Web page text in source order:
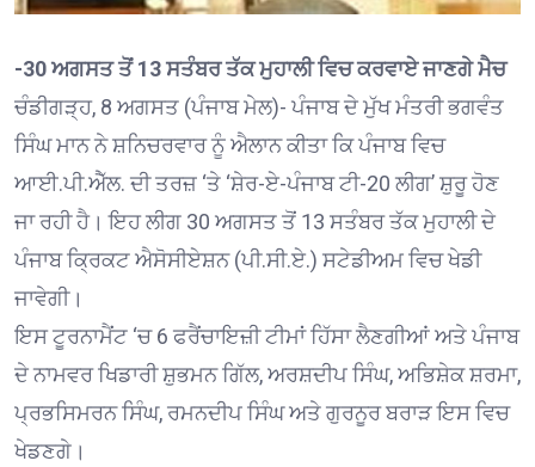
-30 ਅਗਸਤ ਤੋਂ 13 ਸਤੰਬਰ ਤੱਕ ਮੁਹਾਲੀ ਵਿਚ ਕਰਵਾਏ ਜਾਣਗੇ ਮੈਚ
ਚੰਡੀਗੜ੍ਹ, 8 ਅਗਸਤ (ਪੰਜਾਬ ਮੇਲ)- ਪੰਜਾਬ ਦੇ ਮੁੱਖ ਮੰਤਰੀ ਭਗਵੰਤ
ਸਿੰਘ ਮਾਨ ਨੇ ਸ਼ਨਿਚਰਵਾਰ ਨੂੰ ਐਲਾਨ ਕੀਤਾ ਕਿ ਪੰਜਾਬ ਵਿਚ
ਆਈ.ਪੀ.ਐੱਲ. ਦੀ ਤਰਜ਼ ‘ਤੇ ‘ਸ਼ੇਰ-ਏ-ਪੰਜਾਬ ਟੀ-20 ਲੀਗ’ ਸ਼ੁਰੂ ਹੋਣ
ਜਾ ਰਹੀ ਹੈ। ਇਹ ਲੀਗ 30 ਅਗਸਤ ਤੋਂ 13 ਸਤੰਬਰ ਤੱਕ ਮੁਹਾਲੀ ਦੇ
ਪੰਜਾਬ ਕ੍ਰਿਕਟ ਐਸੋਸੀਏਸ਼ਨ (ਪੀ.ਸੀ.ਏ.) ਸਟੇਡੀਅਮ ਵਿਚ ਖੇਡੀ
ਜਾਵੇਗੀ।
ਇਸ ਟੂਰਨਾਮੈਂਟ ‘ਚ 6 ਫਰੈਂਚਾਇਜ਼ੀ ਟੀਮਾਂ ਹਿੱਸਾ ਲੈਣਗੀਆਂ ਅਤੇ ਪੰਜਾਬ
ਦੇ ਨਾਮਵਰ ਖਿਡਾਰੀ ਸ਼ੁਭਮਨ ਗਿੱਲ, ਅਰਸ਼ਦੀਪ ਸਿੰਘ, ਅਭਿਸ਼ੇਕ ਸ਼ਰਮਾ,
ਪ੍ਰਭਸਿਮਰਨ ਸਿੰਘ, ਰਮਨਦੀਪ ਸਿੰਘ ਅਤੇ ਗੁਰਨੂਰ ਬਰਾੜ ਇਸ ਵਿਚ
ਖੇਡਣਗੇ।